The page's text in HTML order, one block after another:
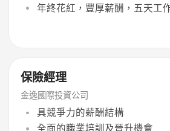
年終花紅，豐厚薪酬，五天工
保險經理
金逸國際投資公司
具競爭力的薪酬結構
全面的職業培訓及晉升機會